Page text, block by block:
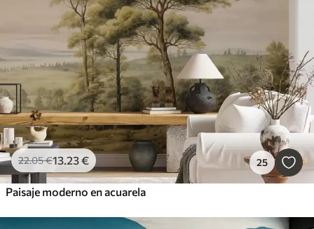
22.05€13.23€ 25
Paisaje moderno en acuarela